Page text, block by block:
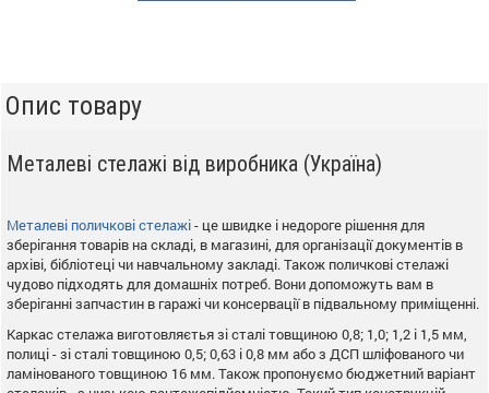
Опис товару
Металеві стелажі від виробника (Україна)
Металеві поличкові стелажі- це швидке і недороге рішення для
зберігання товарів на складі, в магазині, для організації документів в
архіві, бібліотеці чи навчальному закладі. Також поличкові стелажі
чудово підходять для домашніх потреб. Вони допоможуть вам в
зберіганні запчастин в гаражі чи консервації в підвальному приміщенні.
Каркас стелажа виготовляєтья зі сталі товщиною 0,8; 1,0; 1,2 і 1,5 мм,
полиці - зі сталі товщиною 0,5; 0,63 і 0,8 мм або з ДСП шліфованого чи
ламінованого товщиною 16 мм. Також пропонуємо бюджетний варіант